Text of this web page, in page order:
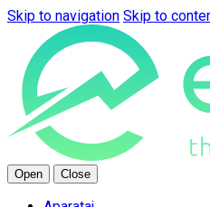
Skip to navigation Skip to
Open Close